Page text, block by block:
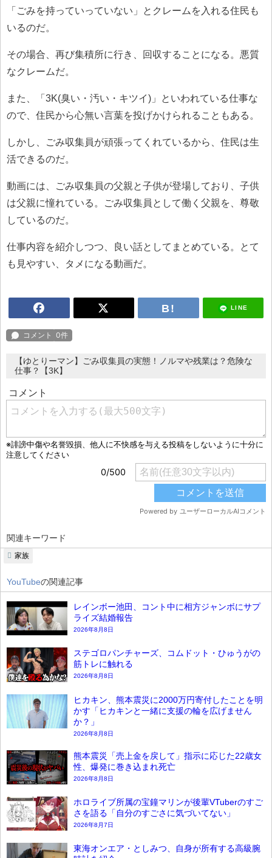
「ごみを持っていっていない」とクレームを入れる住民も
いるのだ。
その場合、再び集積所に行き、回収することになる。悪質
なクレームだ。
また、「3K(臭い・汚い・キツイ)」といわれている仕事な
ので、住民から心無い言葉を投げかけられることもある。
しかし、ごみ収集員が頑張ってくれているから、住民は生
活できるのだ。
動画には、ごみ収集員の父親と子供が登場しており、子供
は父親に憧れている。ごみ収集員として働く父親を、尊敬
しているのだ。
仕事内容を紹介しつつ、良い話としてまとめている。とて
も見やすい、タメになる動画だ。
LINE
【ゆとりーマン】ごみ収集員の実態！ノルマや残業は？危険な
仕事？【3K】
関連キーワード
家族
YouTubeの関連記事
レインボー池田、コント中に相方ジャンボにサプ
ライズ結婚報告
2026年8月8日
ステゴロパンチャーズ、コムドット・ひゅうがの
筋トレに触れる
2026年8月8日
ヒカキン、熊本震災に2000万円寄付したことを明
かす「ヒカキンと一緒に支援の輪を広げません
か？」
2026年8月8日
熊本震災「売上金を戻して」指示に応じた22歳女
性、爆発に巻き込まれ死亡
2026年8月8日
ホロライブ所属の宝鐘マリンが後輩VTuberのすご
さを語る「自分のすごさに気づいてない」
2026年8月7日
東海オンエア・としみつ、自身が所有する高級腕